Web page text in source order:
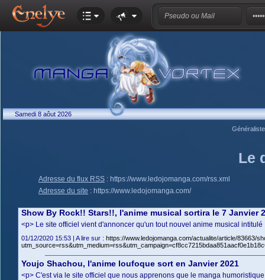
Samedi 8 aôut 2026
Le
Adresse du flux RSS : https://www.ledojomanga.com/rss.xml
Adresse du site : https://www.ledojomanga.com/
Show By Rock!! Stars!!, l'anime musical sortira le 7 Janvier
<p> Le site officiel vient d'annoncer qu'un tout nouvel anime musical
01/12/2020 15:53 | A lire sur : https://www.ledojomanga.com/actualite/article/83663/
Youjo Shachou, l'anime loufoque sort en Janvier 2021
<p> C'est via le site officiel que nous apprenons que le manga